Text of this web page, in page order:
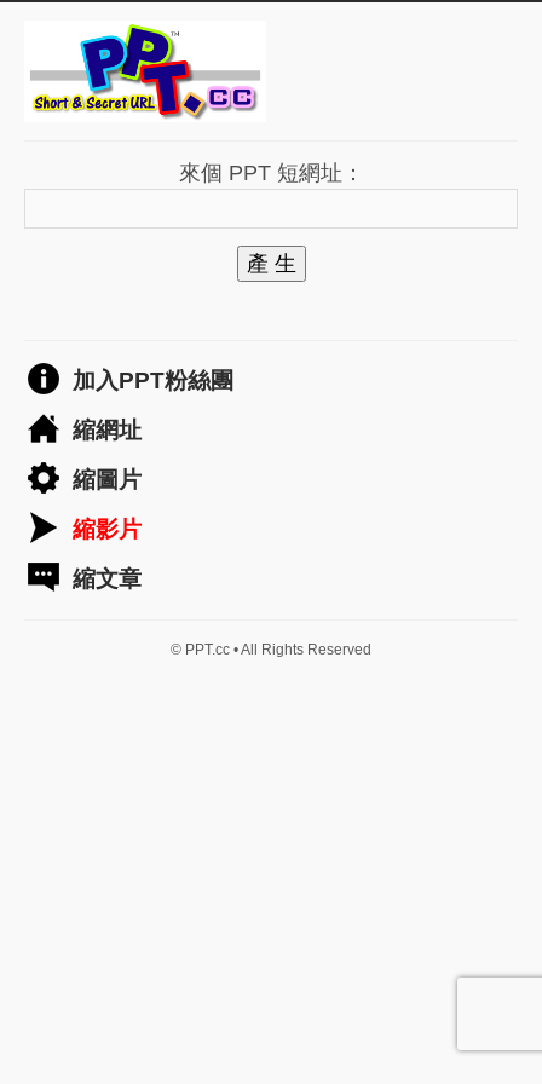
來個 PPT 短網址：
產 生
加入PPT粉絲團
縮網址
縮圖片
縮影片
縮文章
© PPT.cc • All Rights Reserved